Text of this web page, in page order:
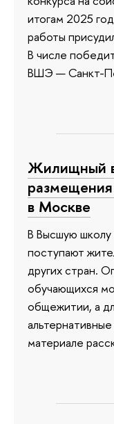
итогам 2025
работы
В числе
ВШЭ — Санкт-
Жилищный
в Москве
В Высшую
поступают
других стран.
обучающихся
общежитии, а
материале